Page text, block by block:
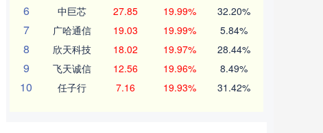
6 中巨芯 27.85 19.99% 32.20%
7 广哈通信 19.03 19.99% 5.84%
8 欣天科技 18.02 19.97% 28.44%
9 飞天诚信 12.56 19.96% 8.49%
10 任子行 7.16 19.93% 31.42%